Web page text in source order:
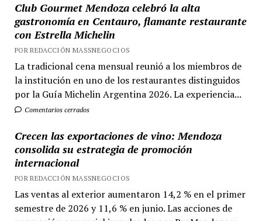
Club Gourmet Mendoza celebró la alta
gastronomía en Centauro, flamante restaurante
con Estrella Michelin
POR REDACCIÓN MASSNEGOCIOS
La tradicional cena mensual reunió a los miembros de
la institución en uno de los restaurantes distinguidos
por la Guía Michelin Argentina 2026. La experiencia...
Comentarios cerrados
Crecen las exportaciones de vino: Mendoza
consolida su estrategia de promoción
internacional
POR REDACCIÓN MASSNEGOCIOS
Las ventas al exterior aumentaron 14,2 % en el primer
semestre de 2026 y 11,6 % en junio. Las acciones de